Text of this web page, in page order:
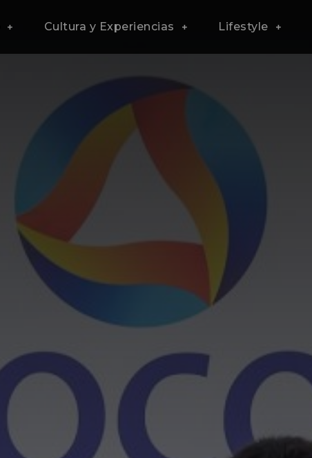
Cultura y Experiencias Lifestyle